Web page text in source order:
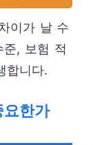
이가 날 수
준, 보험 적
합니다.
요한가